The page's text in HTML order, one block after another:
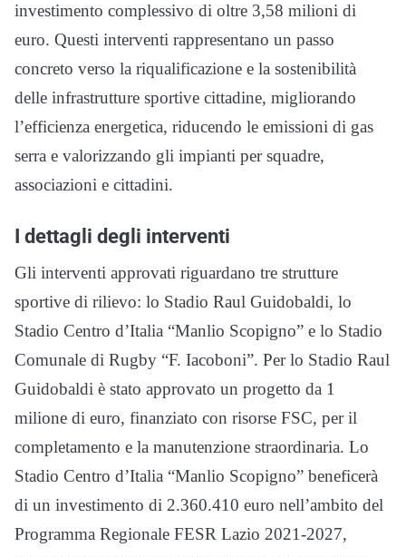
investimento complessivo di oltre 3,58 milioni di
euro. Questi interventi rappresentano un passo
concreto verso la riqualificazione e la sostenibilità
delle infrastrutture sportive cittadine, migliorando
l’efficienza energetica, riducendo le emissioni di gas
serra e valorizzando gli impianti per squadre,
associazioni e cittadini.
I dettagli degli interventi
Gli interventi approvati riguardano tre strutture
sportive di rilievo: lo Stadio Raul Guidobaldi, lo
Stadio Centro d’Italia “Manlio Scopigno” e lo Stadio
Comunale di Rugby “F. Iacoboni”. Per lo Stadio Raul
Guidobaldi è stato approvato un progetto da 1
milione di euro, finanziato con risorse FSC, per il
completamento e la manutenzione straordinaria. Lo
Stadio Centro d’Italia “Manlio Scopigno” beneficerà
di un investimento di 2.360.410 euro nell’ambito del
Programma Regionale FESR Lazio 2021-2027,